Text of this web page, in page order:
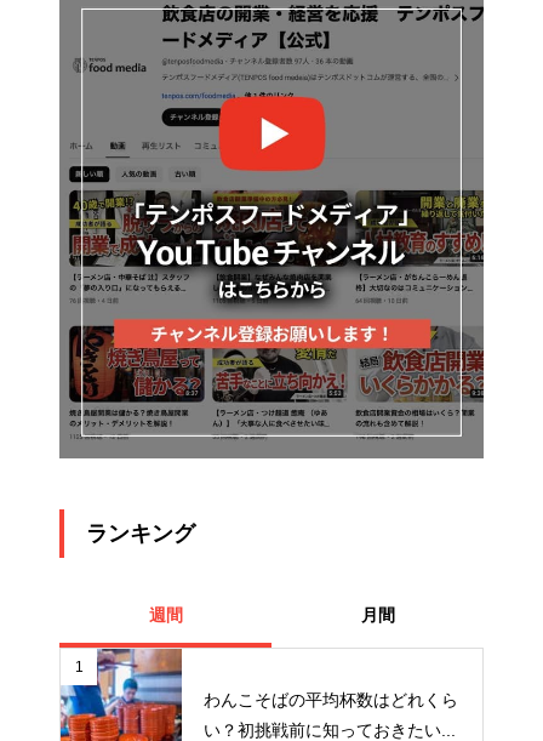
ランキング
週間 月間
1
わんこそばの平均杯数はどれくら
い？初挑戦前に知っておきたい...